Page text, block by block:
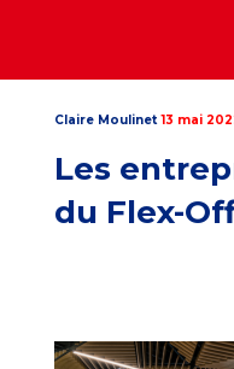
Claire Moulinet 13 mai
Les
du Flex-